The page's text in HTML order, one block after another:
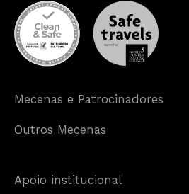
Mecenas e Patrocinadores
Outros Mecenas
Apoio institucional